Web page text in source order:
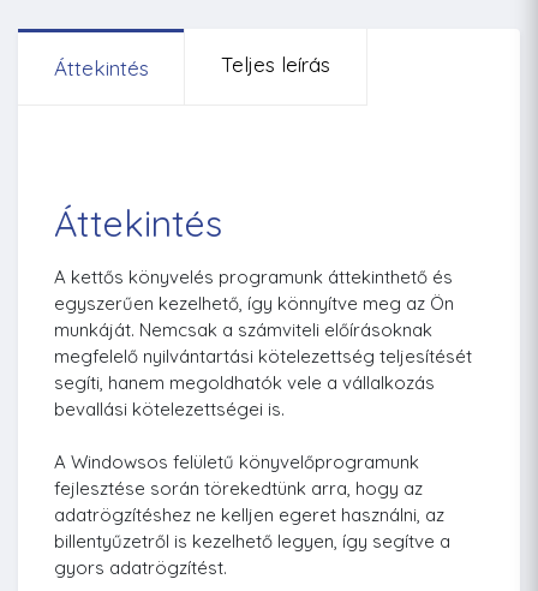
Áttekintés Teljes leírás
Áttekintés
A kettős könyvelés programunk áttekinthető és
egyszerűen kezelhető, így könnyítve meg az Ön
munkáját. Nemcsak a számviteli előírásoknak
megfelelő nyilvántartási kötelezettség teljesítését
segíti, hanem megoldhatók vele a vállalkozás
bevallási kötelezettségei is.
A Windowsos felületű könyvelőprogramunk
fejlesztése során törekedtünk arra, hogy az
adatrögzítéshez ne kelljen egeret használni, az
billentyűzetről is kezelhető legyen, így segítve a
gyors adatrögzítést.